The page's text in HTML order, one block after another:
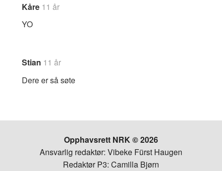
Kåre 11 år
YO
Stian 11 år
Dere er så søte
Opphavsrett NRK © 2026
Ansvarlig redaktør: Vibeke Fürst Haugen
Redaktør P3: Camilla Bjørn